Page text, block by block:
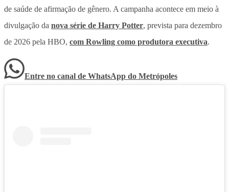
de saúde de afirmação de gênero. A campanha acontece em meio à
divulgação da nova série de Harry Potter, prevista para dezembro
de 2026 pela HBO, com Rowling como produtora executiva.
Entre no canal de WhatsApp do Metrópoles